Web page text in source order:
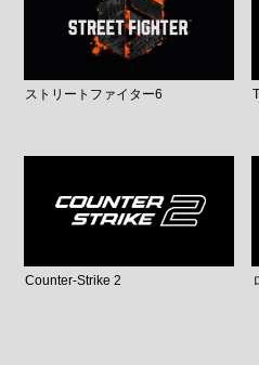
ストリートファイター6
Counter-Strike 2